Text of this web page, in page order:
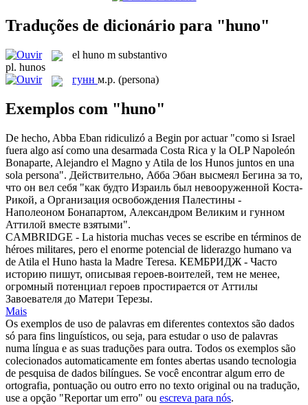
Traduções de dicionário para "huno"
el huno m substantivo
pl. hunos
гунн м.р. (persona)
Exemplos com "huno"
De hecho, Abba Eban ridiculizó a Begin por actuar "como si Israel
fuera algo así como una desarmada Costa Rica y la OLP Napoleón
Bonaparte, Alejandro el Magno y Atila de los Hunos juntos en una
sola persona". Действительно, Абба Эбан высмеял Бегина за то,
что он вел себя "как будто Израиль был невооруженной Коста-
Рикой, а Организация освобождения Палестины -
Наполеоном Бонапартом, Александром Великим и гунном
Аттилой вместе взятыми".
CAMBRIDGE - La historia muchas veces se escribe en términos de
héroes militares, pero el enorme potencial de liderazgo humano va
de Atila el Huno hasta la Madre Teresa. КЕМБРИДЖ - Часто
историю пишут, описывая героев-воителей, тем не менее,
огромный потенциал героев простирается от Аттилы
Завоевателя до Матери Терезы.
Mais
Os exemplos de uso de palavras em diferentes contextos são dados
só para fins linguísticos, ou seja, para estudar o uso de palavras
numa língua e as suas traduções para outra. Todos os exemplos são
colecionados automaticamente em fontes abertas usando tecnologia
de pesquisa de dados bilíngues. Se você encontrar algum erro de
ortografia, pontuação ou outro erro no texto original ou na tradução,
use a opção "Reportar um erro" ou escreva para nós.